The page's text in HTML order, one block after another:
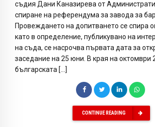
съдия Дани Каназирева от
спиране на референдума за завода за
Провеждането на допитването се спира
като в определение, публикувано на
на съда, се насрочва първата дата за
заседание на 25 юни. В края на октомври
българската […]
CONTINUE READING